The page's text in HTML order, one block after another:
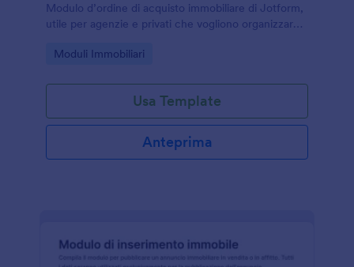
Modulo d’ordine di acquisto immobiliare di Jotform,
utile per agenzie e privati che vogliono organizzare
online.
Go to Category:
Moduli Immobiliari
Usa Template
Anteprima